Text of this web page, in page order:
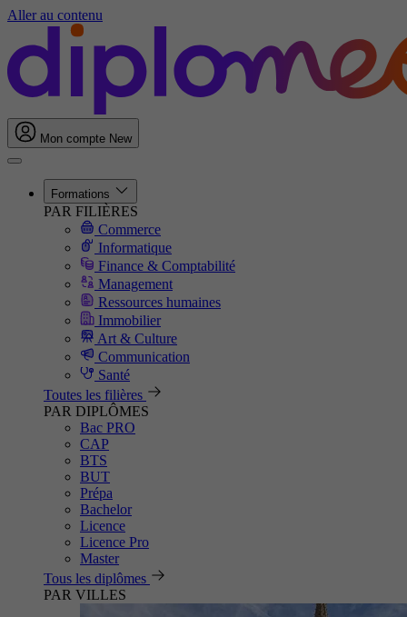
Aller au contenu
Mon compte New
Formations
PAR FILIÈRES
Commerce
Informatique
Finance & Comptabilité
Management
Ressources humaines
Immobilier
Art & Culture
Communication
Santé
Toutes les filières
PAR DIPLÔMES
Bac PRO
CAP
BTS
BUT
Prépa
Bachelor
Licence
Licence Pro
Master
Tous les diplômes
PAR VILLES